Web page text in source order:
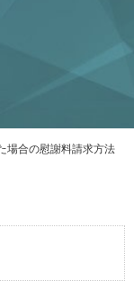
場合の慰謝料請求方法